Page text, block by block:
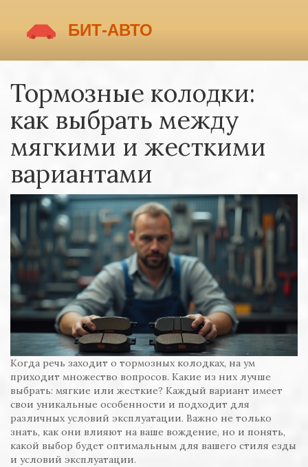
Тормозные колодки:
как выбрать между
мягкими и жесткими
вариантами
Когда речь заходит о тормозных колодках, на ум
приходит множество вопросов. Какие из них лучше
выбрать: мягкие или жесткие? Каждый вариант имеет
свои уникальные особенности и подходит для
различных условий эксплуатации. Важно не только
знать, как они влияют на ваше вождение, но и понять,
какой выбор будет оптимальным для вашего стиля езды
и условий эксплуатации.